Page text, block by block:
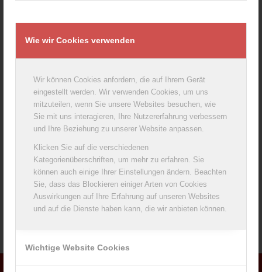
Wie wir Cookies verwenden
Wir können Cookies anfordern, die auf Ihrem Gerät
eingestellt werden. Wir verwenden Cookies, um uns
mitzuteilen, wenn Sie unsere Websites besuchen, wie
Sie mit uns interagieren, Ihre Nutzererfahrung verbessern
und Ihre Beziehung zu unserer Website anpassen.
Klicken Sie auf die verschiedenen
Kategorienüberschriften, um mehr zu erfahren. Sie
können auch einige Ihrer Einstellungen ändern. Beachten
Sie, dass das Blockieren einiger Arten von Cookies
Auswirkungen auf Ihre Erfahrung auf unseren Websites
und auf die Dienste haben kann, die wir anbieten können.
Wichtige Website Cookies